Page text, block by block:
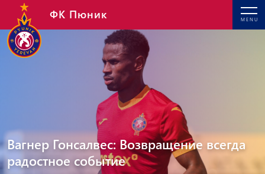
MENU
ФК Пюник
Вагнер Гонсалвес: Возвращение всегда
радостное событие